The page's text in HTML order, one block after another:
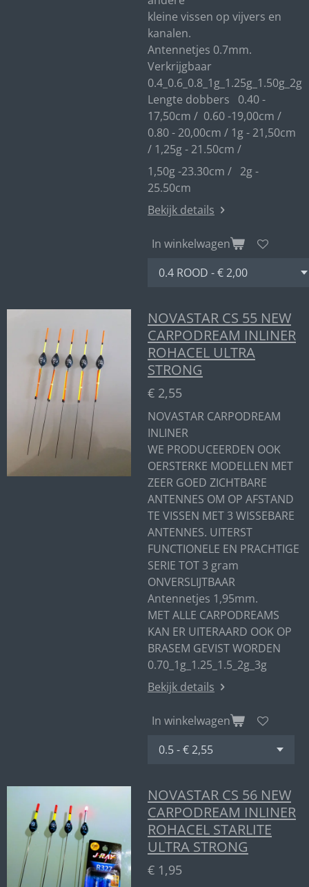
kleine vissen op vijvers en
kanalen.
Antennetjes 0.7mm.
Verkrijgbaar
0.4_0.6_0.8_1g_1.25g_1.50g_2g
Lengte dobbers 0.40 -
17,50cm / 0.60 -19,00cm /
0.80 - 20,00cm / 1g - 21,50cm
/ 1,25g - 21.50cm /
1,50g -23.30cm / 2g -
25.50cm
Bekijk details
In winkelwagen
NOVASTAR CS 55 NEW
CARPODREAM INLINER
ROHACEL ULTRA
STRONG
€ 2,55
NOVASTAR CARPODREAM
INLINER
WE PRODUCEERDEN OOK
OERSTERKE MODELLEN MET
ZEER GOED ZICHTBARE
ANTENNES OM OP AFSTAND
TE VISSEN MET 3 WISSEBARE
ANTENNES. UITERST
FUNCTIONELE EN PRACHTIGE
SERIE TOT 3 gram
ONVERSLIJTBAAR
Antennetjes 1,95mm.
MET ALLE CARPODREAMS
KAN ER UITERAARD OOK OP
BRASEM GEVIST WORDEN
0.70_1g_1.25_1.5_2g_3g
Bekijk details
In winkelwagen
NOVASTAR CS 56 NEW
CARPODREAM INLINER
ROHACEL STARLITE
ULTRA STRONG
€ 1,95